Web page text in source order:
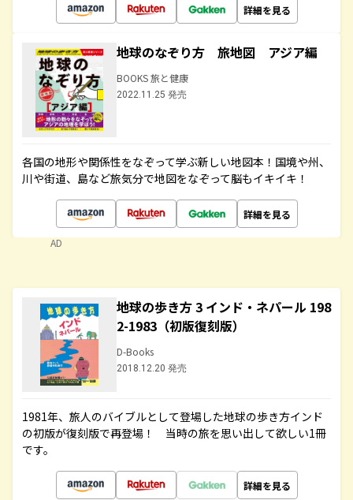
詳細を見る
地球のなぞり方 旅地図 アジア編
BOOKS 旅と健康
2022.11.25 発売
各国の地形や関係性をなぞって学ぶ新しい地図本！国境や州、
川や街道、島など旅気分で地図をなぞって脳もイキイキ！
詳細を見る
AD
地球の歩き方 3 インド・ネパール 198
2-1983（初版復刻版）
D-Books
2018.12.20 発売
1981年、旅人のバイブルとして登場した地球の歩き方インド
の初版が復刻版で再登場！ 当時の旅を思い出して欲しい1冊
です。
詳細を見る